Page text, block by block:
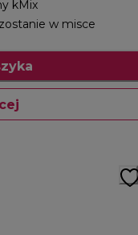
kMix
w misce